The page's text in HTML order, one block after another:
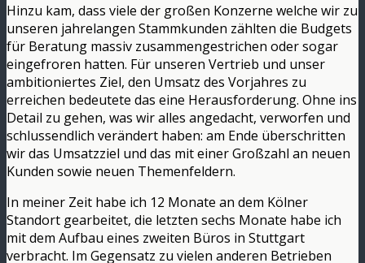
Hinzu kam, dass viele der großen Konzerne welche wir zu
unseren jahrelangen Stammkunden zählten die Budgets
für Beratung massiv zusammengestrichen oder sogar
eingefroren hatten. Für unseren Vertrieb und unser
ambitioniertes Ziel, den Umsatz des Vorjahres zu
erreichen bedeutete das eine Herausforderung. Ohne ins
Detail zu gehen, was wir alles angedacht, verworfen und
schlussendlich verändert haben: am Ende überschritten
wir das Umsatzziel und das mit einer Großzahl an neuen
Kunden sowie neuen Themenfeldern.
In meiner Zeit habe ich 12 Monate an dem Kölner
Standort gearbeitet, die letzten sechs Monate habe ich
mit dem Aufbau eines zweiten Büros in Stuttgart
verbracht. Im Gegensatz zu vielen anderen Betrieben